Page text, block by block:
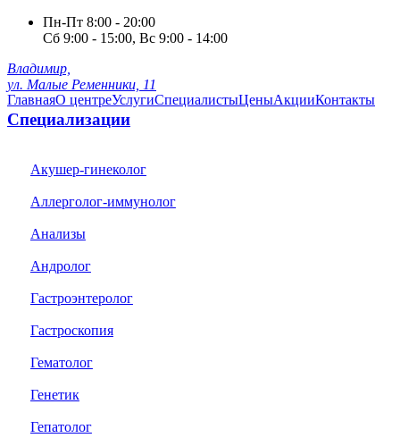
Пн-Пт 8:00 - 20:00
Сб 9:00 - 15:00, Вс 9:00 - 14:00
Владимир,
ул. Малые Ременники, 11
ГлавнаяО центреУслугиСпециалистыЦеныАкцииКонтакты
Специализации
Акушер-гинеколог
Аллерголог-иммунолог
Анализы
Андролог
Гастроэнтеролог
Гастроскопия
Гематолог
Генетик
Гепатолог